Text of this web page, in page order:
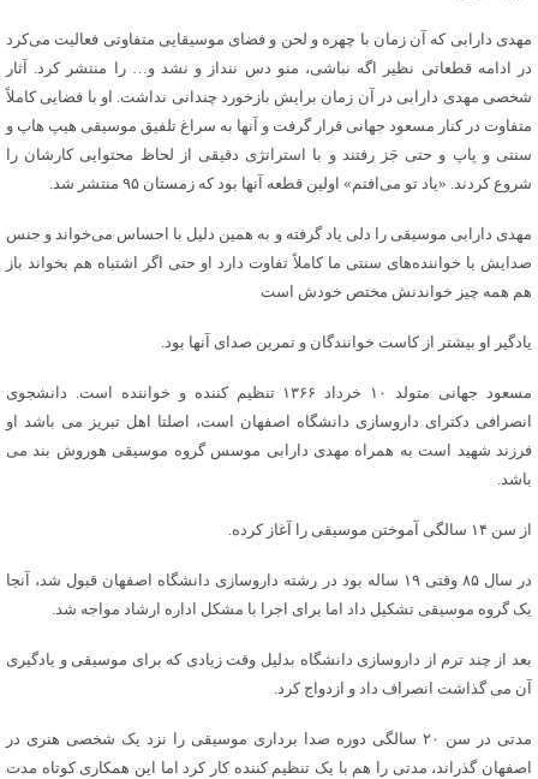
مهدی دارابی که آن زمان با چهره و لحن و فضای موسیقایی متفاوتی فعالیت می‌کرد
در ادامه قطعاتی نظیر اگه نباشی، منو دس ننداز و نشد و… را منتشر کرد. آثار
شخصی مهدی دارابی در آن زمان برایش بازخورد چندانی نداشت. او با فضایی کاملاً
متفاوت در کنار مسعود جهانی قرار گرفت و آنها به سراغ تلفیق موسیقی هیپ هاپ و
سنتی و پاپ و حتی جَز رفتند و با استراتژی دقیقی از لحاظ محتوایی کارشان را
شروع کردند. «یاد تو می‌افتم» اولین قطعه آنها بود که زمستان ۹۵ منتشر شد.
مهدی دارابی موسیقی را دلی یاد گرفته و به همین دلیل با احساس می‌خواند و جنس
صدایش با خواننده‌های سنتی ما کاملاً تفاوت دارد او حتی اگر اشتباه هم بخواند باز
هم همه چیز خواندنش مختص خودش است
یادگیر او بیشتر از کاست خوانندگان و تمرین صدای آنها بود.
مسعود جهانی متولد ۱۰ خرداد ۱۳۶۶ تنظیم کننده و خواننده است. دانشجوی
انصرافی دکترای داروسازی دانشگاه اصفهان است، اصلتا اهل تبریز می باشد او
فرزند شهید است به همراه مهدی دارابی موسس گروه موسیقی هوروش بند می
باشد.
از سن ۱۴ سالگی آموختن موسیقی را آغاز کرده.
در سال ۸۵ وقتی ۱۹ ساله بود در رشته داروسازی دانشگاه اصفهان قبول شد، آنجا
یک گروه موسیقی تشکیل داد اما برای اجرا با مشکل اداره ارشاد مواجه شد.
بعد از چند ترم از داروسازی دانشگاه بدلیل وقت زیادی که برای موسیقی و یادگیری
آن می گذاشت انصراف داد و ازدواج کرد.
مدتی در سن ۲۰ سالگی دوره صدا برداری موسیقی را نزد یک شخصی هنری در
اصفهان گذراند، مدتی را هم با یک تنظیم کننده کار کرد اما این همکاری کوتاه مدت